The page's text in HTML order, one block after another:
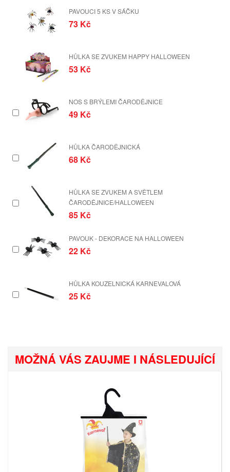
PAVOUCI 5 KS V SÁČKU
73 Kč
HŮLKA SE ZVUKEM HAPPY HALLOWEEN
53 Kč
NOS S BRÝLEMI ČARODĚJNICE
49 Kč
HŮLKA ČARODĚJNICKÁ
68 Kč
HŮLKA SE ZVUKEM A SVĚTLEM
ČARODĚJNICE/HALLOWEEN
85 Kč
PAVOUK - DEKORACE NA HALLOWEEN
22 Kč
HŮLKA KOUZELNICKÁ KARNEVALOVÁ
25 Kč
MOŽNÁ VÁS ZAUJME I NÁSLEDUJÍCÍ